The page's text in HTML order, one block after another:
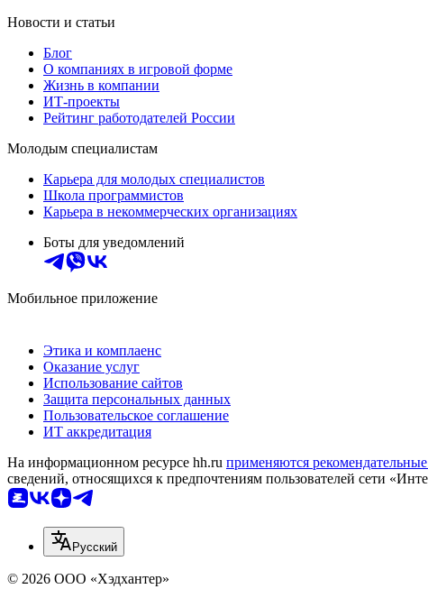
Новости и статьи
Блог
О компаниях в игровой форме
Жизнь в компании
ИТ-проекты
Рейтинг работодателей России
Молодым специалистам
Карьера для молодых специалистов
Школа программистов
Карьера в некоммерческих организациях
Боты для уведомлений
Мобильное приложение
Этика и комплаенс
Оказание услуг
Использование сайтов
Защита персональных данных
Пользовательское соглашение
ИТ аккредитация
На информационном ресурсе hh.ru применяются
сведений, относящихся к предпочтениям пользователей сети
Русский
© 2026 ООО «Хэдхантер»